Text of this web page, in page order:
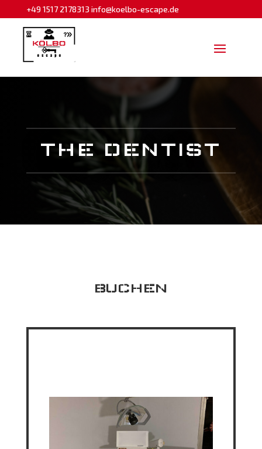
+49 1517 2178313 info@koelbo-escape.de
THE DENTIST
BUCHEN